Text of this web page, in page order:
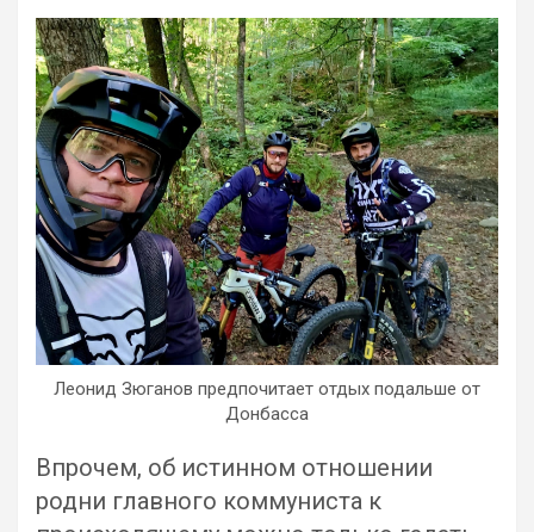
Леонид Зюганов предпочитает отдых подальше от
Донбасса
Впрочем, об истинном отношении
родни главного коммуниста к